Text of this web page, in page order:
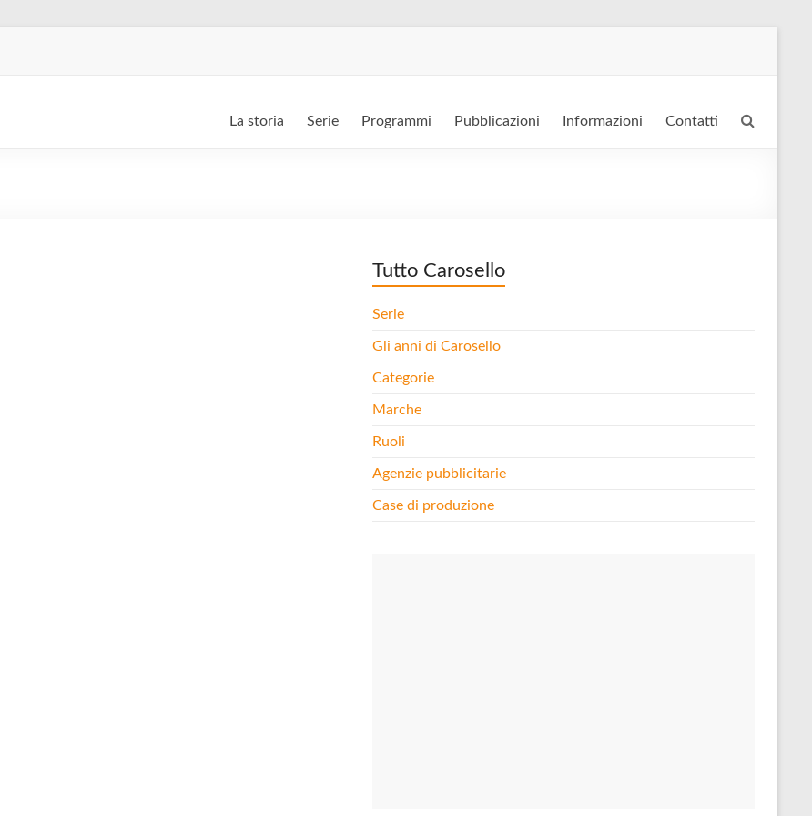
La storia Serie Programmi Pubblicazioni Informazioni Contatti
Tutto Carosello
Serie
Gli anni di Carosello
Categorie
Marche
Ruoli
Agenzie pubblicitarie
Case di produzione